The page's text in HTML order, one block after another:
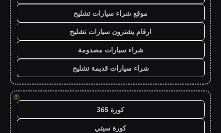
موقع شراء سيارات تشليح
ارقام يشترون سيارات تشليح
شراء سيارات مصدومة
شراء سيارات قديمة تشليح
!
كورة 365
كورة سيتي